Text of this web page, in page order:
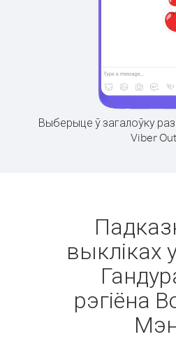
Выберыце ў загалоўку
Viber
выкліках
рэгіёна